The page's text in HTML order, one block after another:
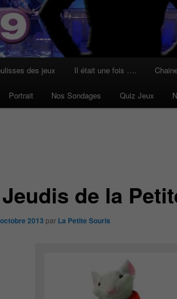
des jeux Il était une fois ….
Portrait Nos Sondages Quiz Jeux
de la
2013 par La Petite Souris